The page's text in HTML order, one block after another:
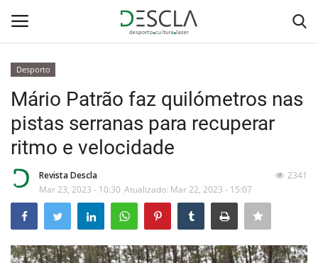
Home
Desporto
Desporto
Mário Patrão faz quilómetros nas
pistas serranas para recuperar
ritmo e velocidade
Revista Descla
Mar 23, 2023 - 10:30 Atualizado: Mar 22, 2023 - 15:07
2341